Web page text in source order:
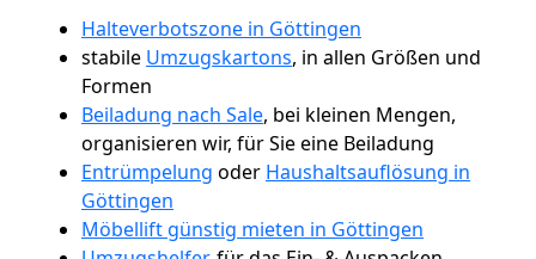
Halteverbotszone in Göttingen
stabile Umzugskartons, in allen Größen und
Formen
Beiladung nach Sale, bei kleinen Mengen,
organisieren wir, für Sie eine Beiladung
Entrümpelung oder Haushaltsauflösung in
Göttingen
Möbellift günstig mieten in Göttingen